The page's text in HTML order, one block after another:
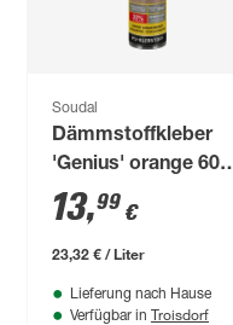
Soudal
Dämmstoffkleber
'Genius' orange 600
ml
13,99 €
23,32 € / Liter
Lieferung nach Hause
Verfügbar in Troisdorf